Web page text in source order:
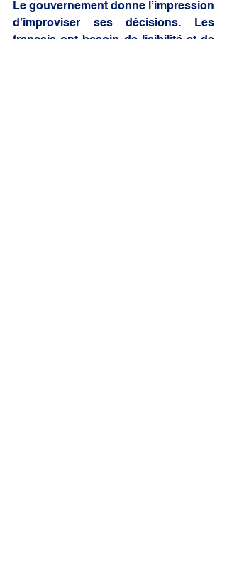
Le gouvernement donne l’impression
d’improviser ses décisions. Les
français ont besoin de lisibilité et de